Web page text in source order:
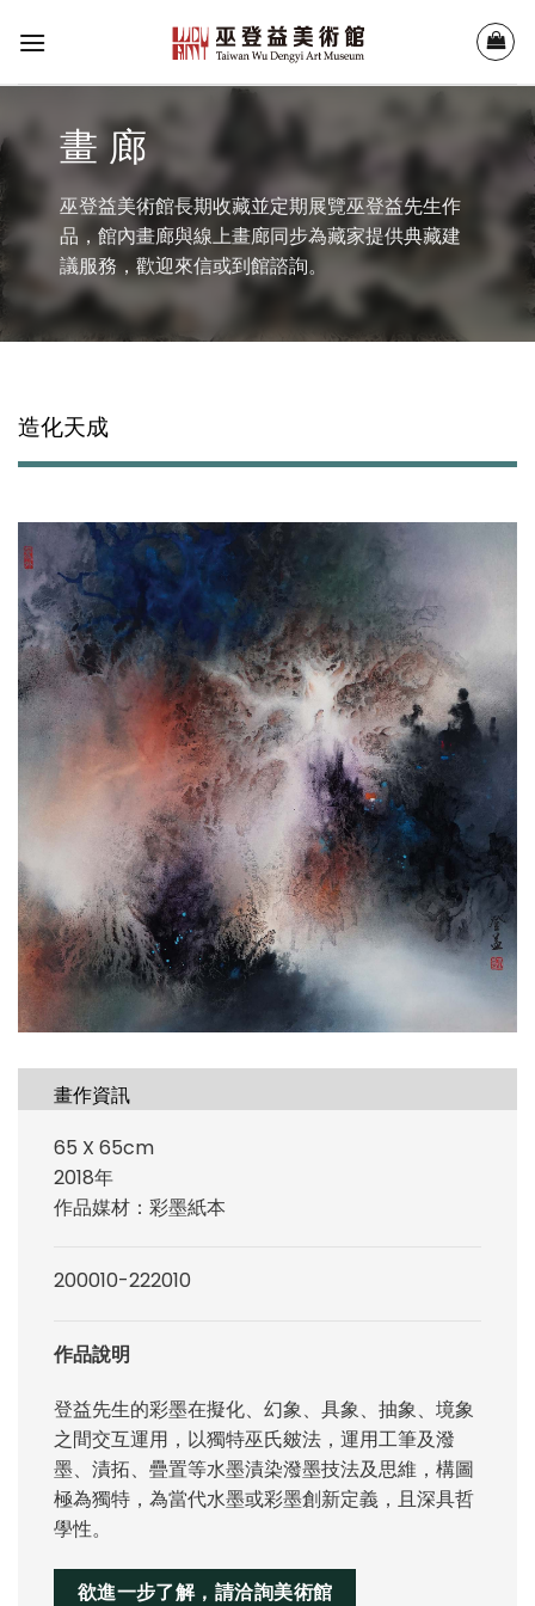
畫 廊
巫登益美術館長期收藏並定期展覽巫登益先生作
品，館內畫廊與線上畫廊同步為藏家提供典藏建
議服務，歡迎來信或到館諮詢。
造化天成
畫作資訊
65 X 65cm
2018年
作品媒材：彩墨紙本
200010-222010
作品說明
登益先生的彩墨在擬化、幻象、具象、抽象、境象
之間交互運用，以獨特巫氏皴法，運用工筆及潑
墨、漬拓、疊置等水墨漬染潑墨技法及思維，構圖
極為獨特，為當代水墨或彩墨創新定義，且深具哲
學性。
欲進一步了解，請洽詢美術館